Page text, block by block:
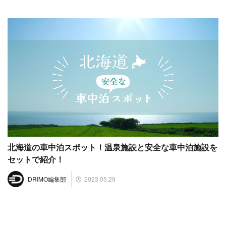
北海道の車中泊スポット！温泉施設と安全な車中泊施設を
セットで紹介！
DRIMO編集部 2023.05.29